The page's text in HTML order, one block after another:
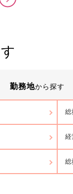
勤務地から探す
総
経
総